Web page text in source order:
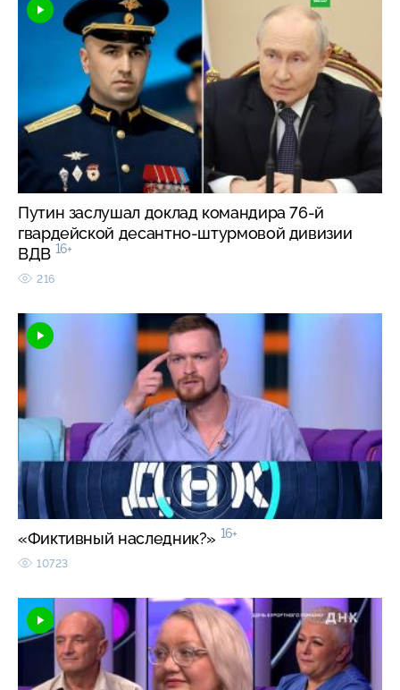
Путин заслушал доклад командира 76-й
гвардейской десантно-штурмовой дивизии
ВДВ 16+
216
«Фиктивный наследник?» 16+
10723